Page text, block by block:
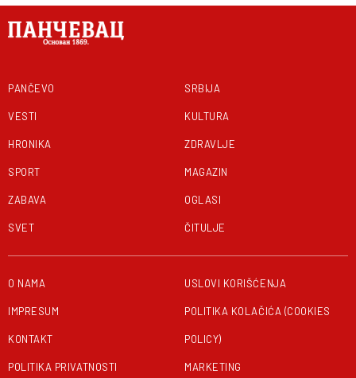
PANČEVO
VESTI
HRONIKA
SPORT
ZABAVA
SVET
SRBIJA
KULTURA
ZDRAVLJE
MAGAZIN
OGLASI
ČITULJE
O NAMA
IMPRESUM
KONTAKT
POLITIKA PRIVATNOSTI
USLOVI KORIŠĆENJA
POLITIKA KOLAČIĆA (COOKIES
POLICY)
MARKETING